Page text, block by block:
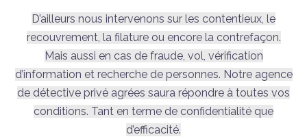
D’ailleurs nous intervenons sur les contentieux, le
recouvrement, la filature ou encore la contrefaçon.
Mais aussi en cas de fraude, vol, vérification
d’information et recherche de personnes. Notre agence
de détective privé agrées saura répondre à toutes vos
conditions. Tant en terme de confidentialité que
d’efficacité.